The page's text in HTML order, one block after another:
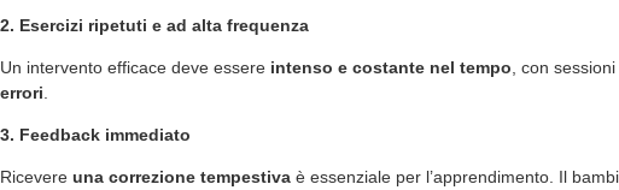
2. Esercizi ripetuti e ad alta frequenza
Un intervento efficace deve essere intenso e costante nel tempo , con
errori
3. Feedback immediato
Ricevere una correzione tempestiva è essenziale per l’apprendimento. Il